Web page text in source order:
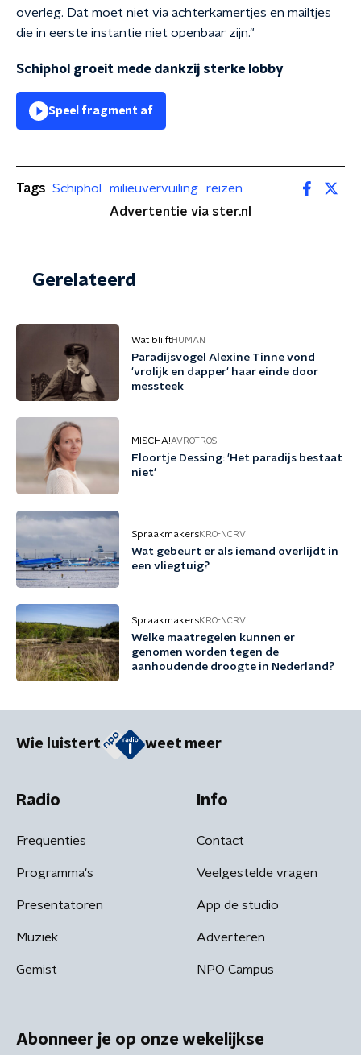
overleg. Dat moet niet via achterkamertjes en mailtjes
die in eerste instantie niet openbaar zijn."
Schiphol groeit mede dankzij sterke lobby
Speel fragment af
Tags Schiphol milieuvervuiling
reizen
Advertentie via ster.nl
Gerelateerd
Wat blijftHUMAN
Paradijsvogel Alexine Tinne vond
'vrolijk en dapper' haar einde door
messteek
MISCHA!AVROTROS
Floortje Dessing: 'Het paradijs bestaat
niet'
SpraakmakersKRO-NCRV
Wat gebeurt er als iemand overlijdt in
een vliegtuig?
SpraakmakersKRO-NCRV
Welke maatregelen kunnen er
genomen worden tegen de
aanhoudende droogte in Nederland?
Wie luistert weet meer
Radio
Frequenties
Programma's
Presentatoren
Muziek
Gemist
Info
Contact
Veelgestelde vragen
App de studio
Adverteren
NPO Campus
Abonneer je op onze wekelijkse